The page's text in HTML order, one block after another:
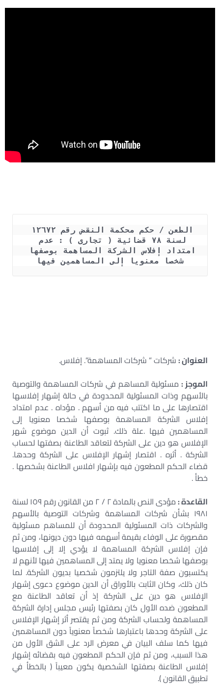
شخصا معنويا إلى المساهمين فيها
العنوان :شركات ” شركات المساهمة”. إفلاس.
الموجز : مسئولية المساهم في شركات المساهمة والتوصية
بالأسهم وذات المسئولية المحدودة في حالة إشهار إفلاسها
اقتصارها على ما اكتتب فيه من أسهم . مؤداه . عدم امتداد
إفلاس الشركة المساهمة بوصفها شخصا معنويا إلى
المساهمين فيها .علة ذلك. ثبوت أن الدين موضوع شهر
الإفلاس هو دين على الشركة لتعاقد الطاعنة بصفتها لحساب
الشركة . أثره . اقتصار إشهار الإفلاس على الشركة وحدها.
قضاء الحكم المطعون فيه بإشهار افلاس الطاعنة بشخصها .
خطأ .
القاعدة :
مؤدى النص بالمادة ٢ / ٢ من القانون رقم ١٥٩ لسنة
١٩٨١ بشأن شركات المساهمة وشركات التوصية بالأسهم
والشركات ذات المسئولية المحدودة أن للمساهم مسئولية
مقصورة على الوفاء بقيمة أسهمه فيها دون ديونها، ومن ثم
فإن إفلاس الشركة المساهمة لا يؤدي إلا إلى إفلاسها
بوصفها شخصا معنويا ولا يمتد إلى المساهمين فيها لأنهم لا
يكتسبون صفة التاجر ولا يلتزمون شخصيا بديون الشركة. لما
كان ذلك، وكان الثابت بالأوراق أن الدين موضوع دعوى إشهار
الإفلاس هو دين على الشركة إذ أن تعاقد الطاعنة مع
المطعون ضده الأول كان بصفتها رئيس مجلس إدارة الشركة
المساهمة ولحساب الشركة ومن ثم يقتصر أثر إشهار الإفلاس
على الشركة وحدها باعتبارها شخصاً معنوياً دون المساهمين
فيها كما سلف البيان في معرض الرد على الشق الأول من
هذا السبب، ومن ثم فإن الحكم المطعون فيه بقضائه إشهار
إفلاس الطاعنة بصفتها الشخصية يكون معيباً ( بالخطأ في
تطبيق القانون ).